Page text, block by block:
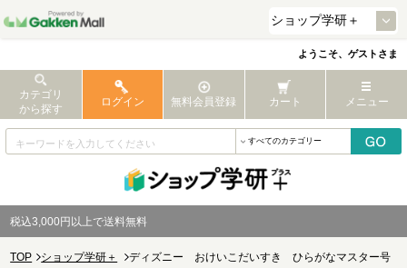
ようこそ、ゲストさま
カテゴリ
から探す
ログイン 無料会員登録 カート メニュー
税込3,000円以上で送料無料
TOP ショップ学研＋ ディズニー おけいこだいすき ひらがなマスター号